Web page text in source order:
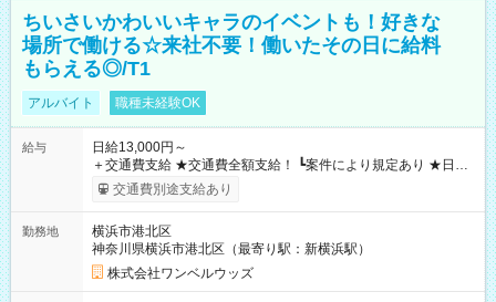
ちいさいかわいいキャラのイベントも！好きな
場所で働ける☆来社不要！働いたその日に給料
もらえる◎/T1
アルバイト 職種未経験OK
給与
日給13,000円～
＋交通費支給 ★交通費全額支給！ ┗案件により規定あり ★日払
いOK！（規定あり） ┗働いたその日に現金GET♪ お仕事後はコ
ンビニATMから 日払い分を引き落とせます！ 【試用期間】試
交通費別途支給あり
勤務地
横浜市港北区
神奈川県横浜市港北区（最寄り駅：新横浜駅）
株式会社ワンベルウッズ